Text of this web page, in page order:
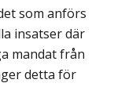
som anförs
insatser där
mandat från
detta för